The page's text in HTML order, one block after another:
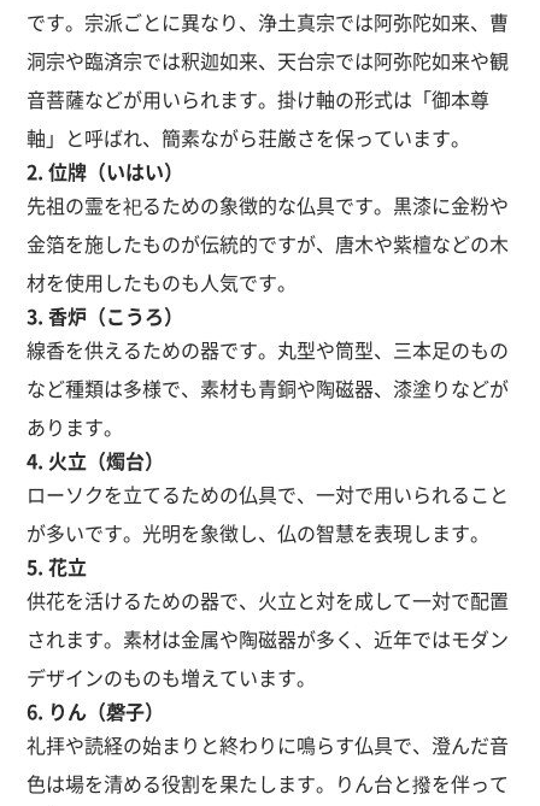
です。宗派ごとに異なり、浄土真宗では阿弥陀如来、曹
洞宗や臨済宗では釈迦如来、天台宗では阿弥陀如来や観
音菩薩などが用いられます。掛け軸の形式は「御本尊
軸」と呼ばれ、簡素ながら荘厳さを保っています。
2. 位牌（いはい）
先祖の霊を祀るための象徴的な仏具です。黒漆に金粉や
金箔を施したものが伝統的ですが、唐木や紫檀などの木
材を使用したものも人気です。
3. 香炉（こうろ）
線香を供えるための器です。丸型や筒型、三本足のもの
など種類は多様で、素材も青銅や陶磁器、漆塗りなどが
あります。
4. 火立（燭台）
ローソクを立てるための仏具で、一対で用いられること
が多いです。光明を象徴し、仏の智慧を表現します。
5. 花立
供花を活けるための器で、火立と対を成して一対で配置
されます。素材は金属や陶磁器が多く、近年ではモダン
デザインのものも増えています。
6. りん（磬子）
礼拝や読経の始まりと終わりに鳴らす仏具で、澄んだ音
色は場を清める役割を果たします。りん台と撥を伴って